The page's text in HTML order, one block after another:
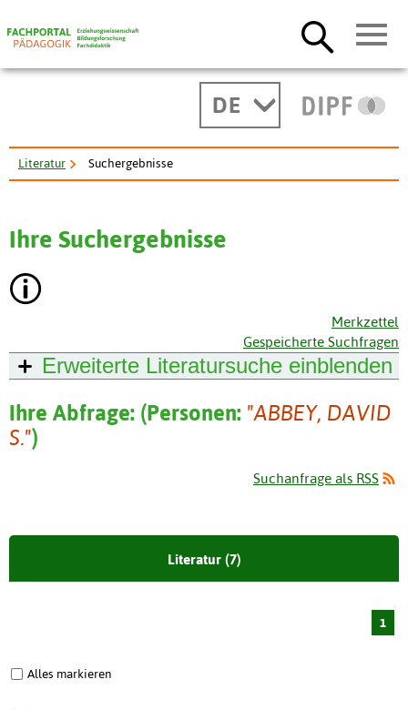
DE
Literatur Suchergebnisse
Ihre Suchergebnisse
Merkzettel
Gespeicherte Suchfragen
Erweiterte Literatursuche einblenden
Ihre Abfrage: (Personen: "ABBEY, DAVID
S.")
Suchanfrage als RSS
Literatur (7)
1
Alles markieren